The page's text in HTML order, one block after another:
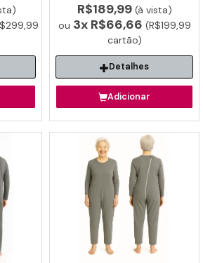
pós-cirúrgico e reabilitação.
R$189,99(à vista)
ou 3x R$66,66 (R$199,99
cartão)
Detalhes
Adicionar